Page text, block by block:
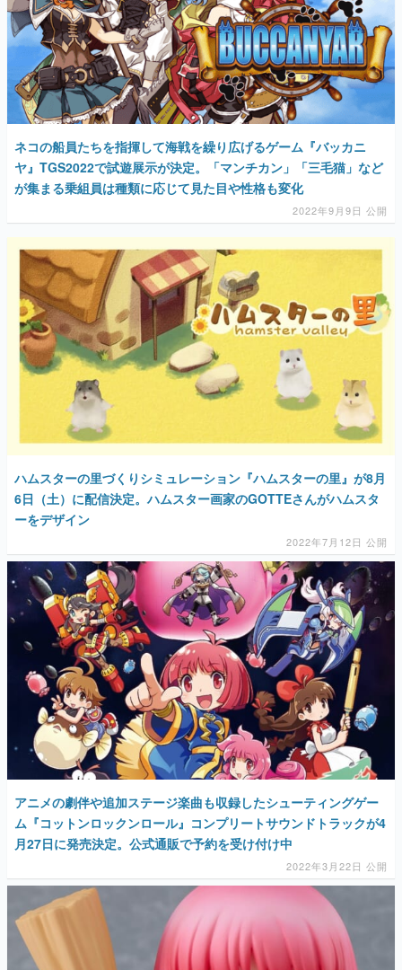
ネコの船員たちを指揮して海戦を繰り広げるゲーム『バッカニ
ヤ』TGS2022で試遊展示が決定。「マンチカン」「三毛猫」など
が集まる乗組員は種類に応じて見た目や性格も変化
2022年9月9日 公開
ハムスターの里づくりシミュレーション『ハムスターの里』が8月
6日（土）に配信決定。ハムスター画家のGOTTEさんがハムスタ
ーをデザイン
2022年7月12日 公開
アニメの劇伴や追加ステージ楽曲も収録したシューティングゲー
ム『コットンロックンロール』コンプリートサウンドトラックが4
月27日に発売決定。公式通販で予約を受け付け中
2022年3月22日 公開